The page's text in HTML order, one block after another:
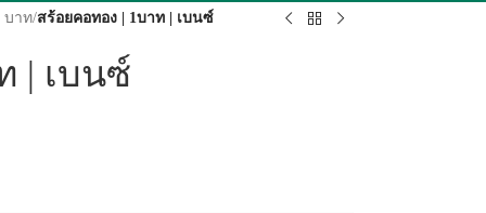
บาท/สร้อยคอทอง | 1บาท | เบนซ์
| เบนซ์